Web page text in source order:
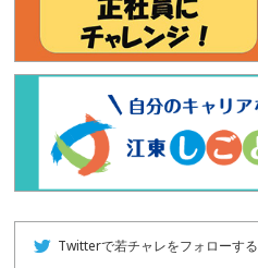
Twitterで若チャレをフォローする